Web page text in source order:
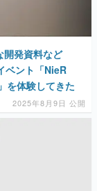
開発資料など
ベント「NieR
を体験してきた
2025年8月9日 公開